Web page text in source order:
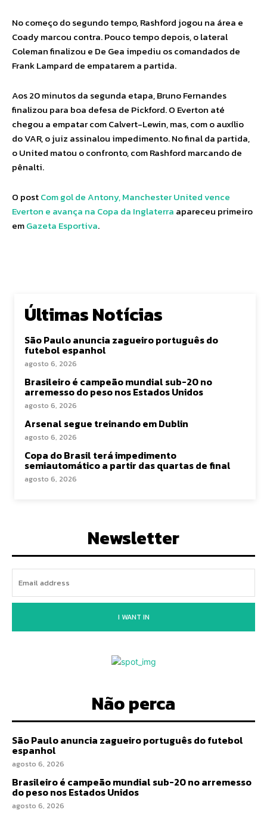
No começo do segundo tempo, Rashford jogou na área e
Coady marcou contra. Pouco tempo depois, o lateral
Coleman finalizou e De Gea impediu os comandados de
Frank Lampard de empatarem a partida.
Aos 20 minutos da segunda etapa, Bruno Fernandes
finalizou para boa defesa de Pickford. O Everton até
chegou a empatar com Calvert-Lewin, mas, com o auxílio
do VAR, o juiz assinalou impedimento. No final da partida,
o United matou o confronto, com Rashford marcando de
pênalti.
O postCom gol de Antony, Manchester United vence
Everton e avança na Copa da Inglaterra apareceu primeiro
emGazeta Esportiva.
Últimas Notícias
São Paulo anuncia zagueiro português do
futebol espanhol
agosto 6, 2026
Brasileiro é campeão mundial sub-20 no
arremesso do peso nos Estados Unidos
agosto 6, 2026
Arsenal segue treinando em Dublin
agosto 6, 2026
Copa do Brasil terá impedimento
semiautomático a partir das quartas de final
agosto 6, 2026
Newsletter
I WANT IN
Não perca
São Paulo anuncia zagueiro português do futebol
espanhol
agosto 6, 2026
Brasileiro é campeão mundial sub-20 no arremesso
do peso nos Estados Unidos
agosto 6, 2026